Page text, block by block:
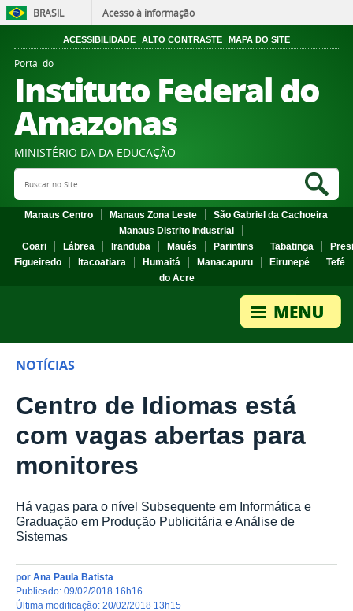
BRASIL Acesso à informação
ACESSIBILIDADE ALTO CONTRASTE MAPA DO SITE
Portal do
Instituto Federal do
Amazonas
MINISTÉRIO DA DA EDUCAÇÃO
Search Site
Manaus Centro Manaus Zona Leste
São Gabriel da Cachoeira
Manaus Distrito Industrial
Coari
Lábrea Iranduba Maués Parintins Tabatinga
Figueiredo
Itacoatiara Humaitá Manacapuru Eirunepé
Tefé
do Acre
NOTÍCIAS
Centro de Idiomas está
com vagas abertas para
monitores
Há vagas para o nível Subsequente em Informática e
Graduação em Produção Publicitária e Análise de
Sistemas
por Ana Paula Batista
publicado: 09/02/2018 16h16
última modificação: 20/02/2018 13h15